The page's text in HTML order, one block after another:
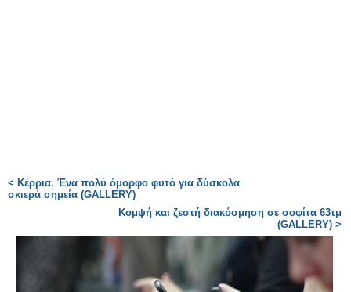
< Κέρρια. Ένα πολύ όμορφο φυτό για δύσκολα
σκιερά σημεία (GALLERY)
Κομψή και ζεστή διακόσμηση σε σοφίτα 63τμ
(GALLERY) >